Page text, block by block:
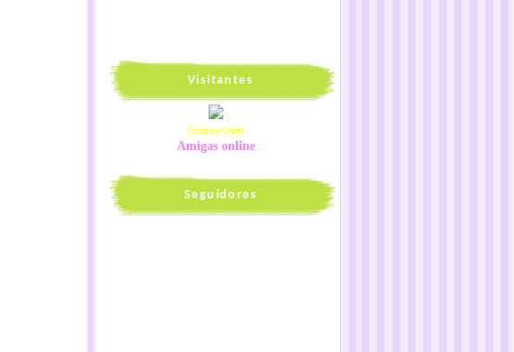
Visitantes
Contador Grátis
Amigas online
Seguidores